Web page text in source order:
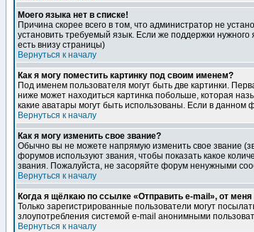
Моего языка нет в списке!
Причина скорее всего в том, что администратор не
установить требуемый язык. Если же поддержки
есть внизу страницы)
Вернуться к началу
Как я могу поместить картинку под своим именем?
Под именем пользователя могут быть две картинки.
ниже может находиться картинка побольше, которая
какие аватары могут быть использованы. Если в
Вернуться к началу
Как я могу изменить свое звание?
Обычно вы не можете напрямую изменить свое звание
форумов используют звания, чтобы показать какое
звания. Пожалуйста, не засоряйте форум ненужными
Вернуться к началу
Когда я щёлкаю по ссылке «Отправить e-mail», от меня
Только зарегистрированные пользователи могут
злоупотребления системой e-mail анонимными
Вернуться к началу